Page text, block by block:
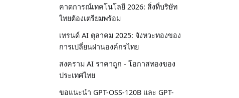
คาดการณ์เทคโนโลยี 2026: สิ่งที่บริษัท
ไทยต้องเตรียมพร้อม
เทรนด์ AI ตุลาคม 2025: จังหวะทองของ
การเปลี่ยนผ่านองค์กรไทย
สงคราม AI ราคาถูก - โอกาสทองของ
ประเทศไทย
ขอแนะนำ GPT-OSS-120B และ GPT-